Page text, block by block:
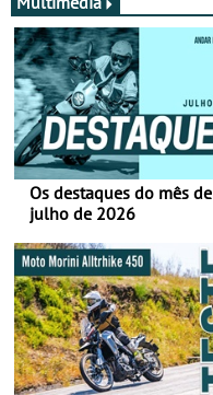
Os destaques do mês de
julho de 2026